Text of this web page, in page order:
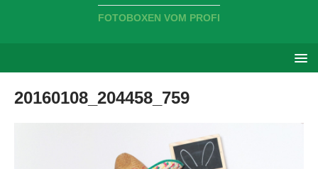
FOTOBOXEN VOM PROFI
20160108_204458_759